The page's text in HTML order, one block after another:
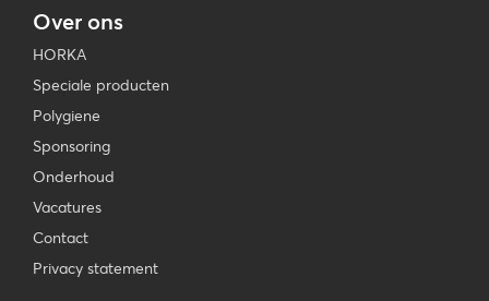
Over ons
HORKA
Speciale producten
Polygiene
Sponsoring
Onderhoud
Vacatures
Contact
Privacy statement